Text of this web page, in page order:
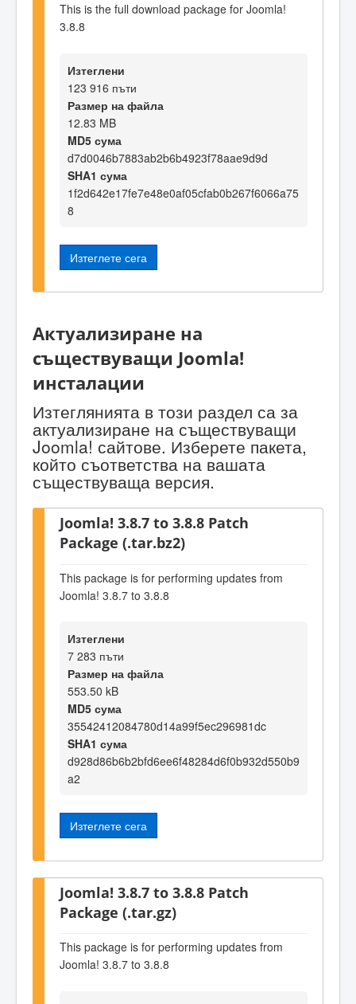
This is the full download package for Joomla!
3.8.8
Изтеглени
123 916 пъти
Размер на файла
12.83 MB
MD5 сума
d7d0046b7883ab2b6b4923f78aae9d9d
SHA1 сума
1f2d642e17fe7e48e0af05cfab0b267f6066a75
8
Изтеглете сега
Актуализиране на
съществуващи Joomla!
инсталации
Изтеглянията в този раздел са за
актуализиране на съществуващи
Joomla! сайтове. Изберете пакета,
който съответства на вашата
съществуваща версия.
Joomla! 3.8.7 to 3.8.8 Patch
Package (.tar.bz2)
This package is for performing updates from
Joomla! 3.8.7 to 3.8.8
Изтеглени
7 283 пъти
Размер на файла
553.50 kB
MD5 сума
35542412084780d14a99f5ec296981dc
SHA1 сума
d928d86b6b2bfd6ee6f48284d6f0b932d550b9
a2
Изтеглете сега
Joomla! 3.8.7 to 3.8.8 Patch
Package (.tar.gz)
This package is for performing updates from
Joomla! 3.8.7 to 3.8.8